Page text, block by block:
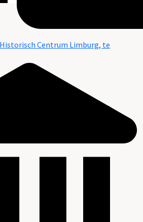
Centrum Limburg, te